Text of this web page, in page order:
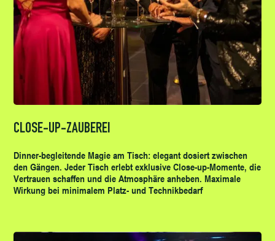
CLOSE-UP-ZAUBEREI
Dinner-begleitende Magie am Tisch: elegant dosiert zwischen
den Gängen. Jeder Tisch erlebt exklusive Close-up-Momente, die
Vertrauen schaffen und die Atmosphäre anheben. Maximale
Wirkung bei minimalem Platz- und Technikbedarf